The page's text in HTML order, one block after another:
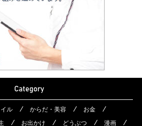
Category
ル からだ・美容
お金
お出かけ どうぶつ
漫画